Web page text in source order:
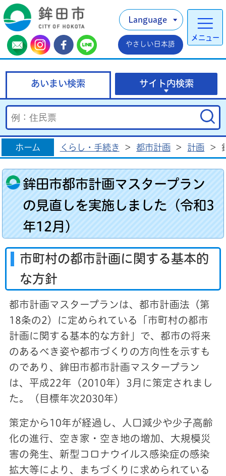
メニュー
Language
やさしい日本語
あいまい検索 サイト内検索
ホーム くらし・手続き > 都市計画 > 計画 >
鉾田市都市計画マスタープラン
の見直しを実施しました（令和3
年12月）
市町村の都市計画に関する基本的
な方針
都市計画マスタープランは、都市計画法（第
18条の2）に定められている「市町村の都市
計画に関する基本的な方針」で、都市の将来
のあるべき姿や都市づくりの方向性を示すも
のであり、鉾田市都市計画マスタープラン
は、平成22年（2010年）3月に策定されまし
た。（目標年次2030年）
策定から10年が経過し、人口減少や少子高齢
化の進行、空き家・空き地の増加、大規模災
害の発生、新型コロナウイルス感染症の感染
拡大等により、まちづくりに求められている